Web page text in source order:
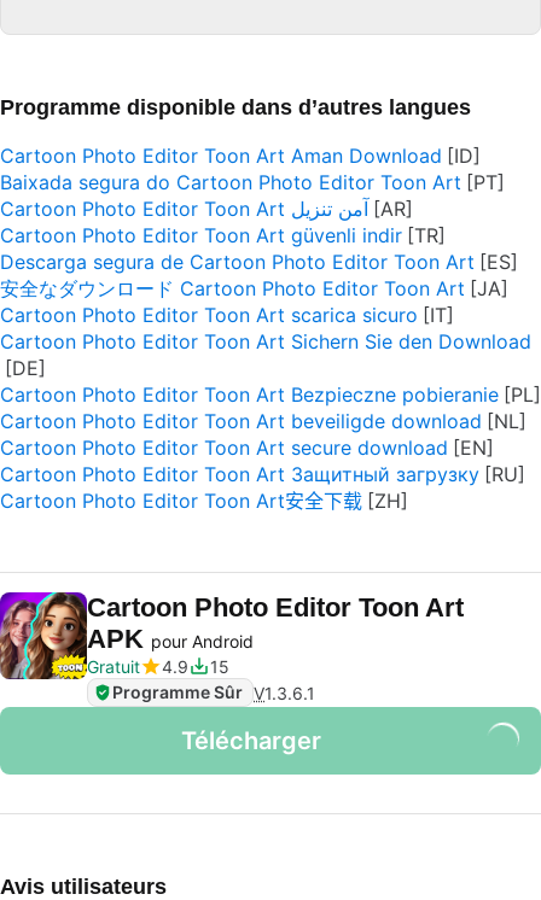
Programme disponible dans d’autres langues
Cartoon Photo Editor Toon Art Aman Download
Baixada segura do Cartoon Photo Editor Toon Art
Cartoon Photo Editor Toon Art آمن تنزيل
Cartoon Photo Editor Toon Art güvenli indir
Descarga segura de Cartoon Photo Editor Toon Art
安全なダウンロード Cartoon Photo Editor Toon Art
Cartoon Photo Editor Toon Art scarica sicuro
Cartoon Photo Editor Toon Art Sichern Sie den Download
Cartoon Photo Editor Toon Art Bezpieczne pobieranie
Cartoon Photo Editor Toon Art beveiligde download
Cartoon Photo Editor Toon Art secure download
Cartoon Photo Editor Toon Art Защитный загрузку
Cartoon Photo Editor Toon Art安全下载
Cartoon Photo Editor Toon Art
APK pour Android
Gratuit
4.9
15
Programme Sûr V1.3.6.1
Télécharger
Avis utilisateurs